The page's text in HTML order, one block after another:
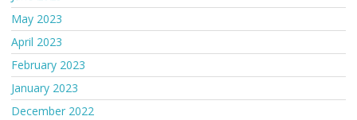
May 2023
April 2023
February 2023
January 2023
December 2022